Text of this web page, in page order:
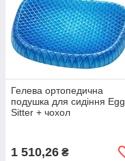
Гелева ортопедична
подушка для сидіння Egg
Sitter + чохол
1 510,26 ₴